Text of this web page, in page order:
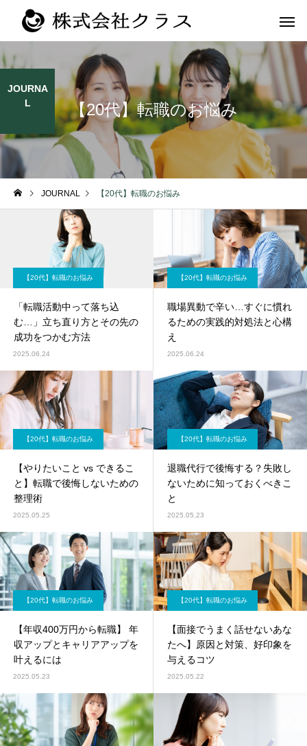
新卒
第二新卒・メ
【20代】転職のお悩み
JOURNA
L
JOURNAL 【20代】転職のお悩み
【20代】転職のお悩み
「転職活動中って落ち込
む…」立ち直り方とその先の
成功をつかむ方法
2025.06.24
【20代】転職のお悩み
職場異動で辛い…すぐに慣れ
るための実践的対処法と心構
え
2025.06.24
【20代】転職のお悩み
【やりたいこと vs できるこ
と】転職で後悔しないための
整理術
2025.05.25
【20代】転職のお悩み
退職代行で後悔する？失敗し
ないために知っておくべきこ
と
2025.05.23
【20代】転職のお悩み
【年収400万円から転職】 年
収アップとキャリアアップを
叶えるには
2025.05.23
【20代】転職のお悩み
【面接でうまく話せないあな
たへ】原因と対策、好印象を
与えるコツ
2025.05.22